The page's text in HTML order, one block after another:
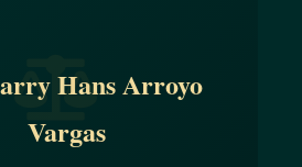
Hans Arroyo
Vargas